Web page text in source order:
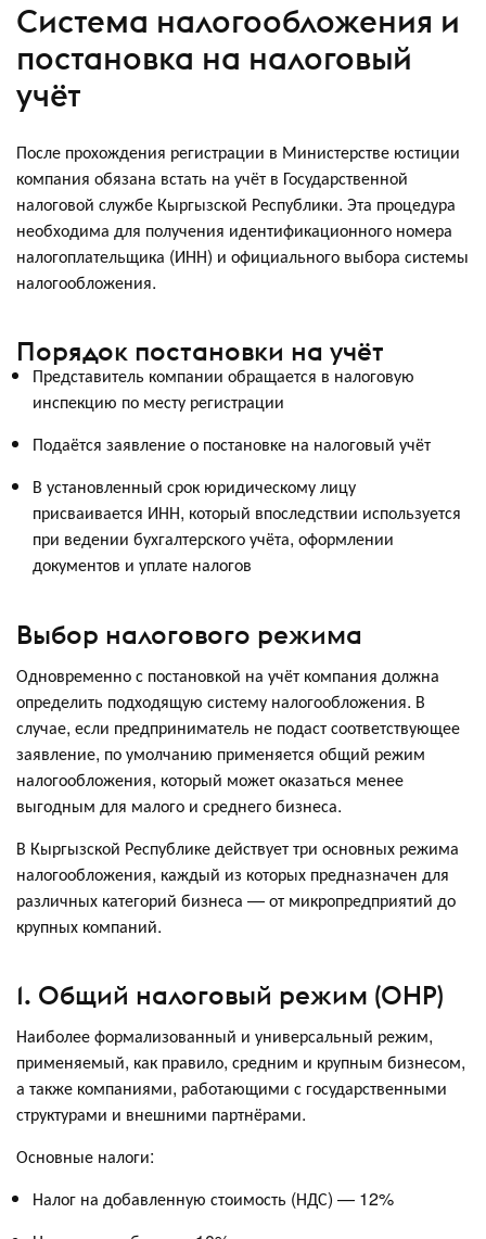
Система налогообложения и
постановка на налоговый
учёт
После прохождения регистрации в Министерстве юстиции
компания обязана встать на учёт в Государственной
налоговой службе Кыргызской Республики. Эта процедура
необходима для получения идентификационного номера
налогоплательщика (ИНН) и официального выбора системы
налогообложения.
Порядок постановки на учёт
Представитель компании обращается в налоговую
инспекцию по месту регистрации
Подаётся заявление о постановке на налоговый учёт
В установленный срок юридическому лицу
присваивается ИНН, который впоследствии используется
при ведении бухгалтерского учёта, оформлении
документов и уплате налогов
Выбор налогового режима
Одновременно с постановкой на учёт компания должна
определить подходящую систему налогообложения. В
случае, если предприниматель не подаст соответствующее
заявление, по умолчанию применяется общий режим
налогообложения, который может оказаться менее
выгодным для малого и среднего бизнеса.
В Кыргызской Республике действует три основных режима
налогообложения, каждый из которых предназначен для
различных категорий бизнеса — от микропредприятий до
крупных компаний.
1. Общий налоговый режим (ОНР)
Наиболее формализованный и универсальный режим,
применяемый, как правило, средним и крупным бизнесом,
а также компаниями, работающими с государственными
структурами и внешними партнёрами.
Основные налоги:
Налог на добавленную стоимость (НДС) — 12%